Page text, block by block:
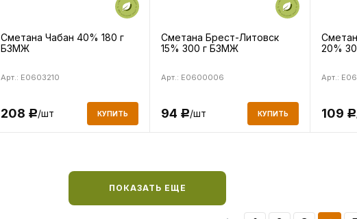
Сметана Чабан 40% 180 г
БЗМЖ
Арт.: E0603210
208 Р/шт КУПИТЬ
Сметана Брест-Литовск
15% 300 г БЗМЖ
Арт.: E0600006
94 Р/шт КУПИТЬ
20%
Арт.:
109 Р
ПОКАЗАТЬ ЕЩЕ